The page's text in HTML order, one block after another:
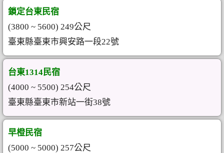
鎖定台東民宿
(3800 ~ 5600) 249公尺
臺東縣臺東市興安路一段22號
台東1314民宿
(4000 ~ 5500) 254公尺
臺東縣臺東市新站一街38號
早橙民宿
(5000 ~ 5000) 257公尺